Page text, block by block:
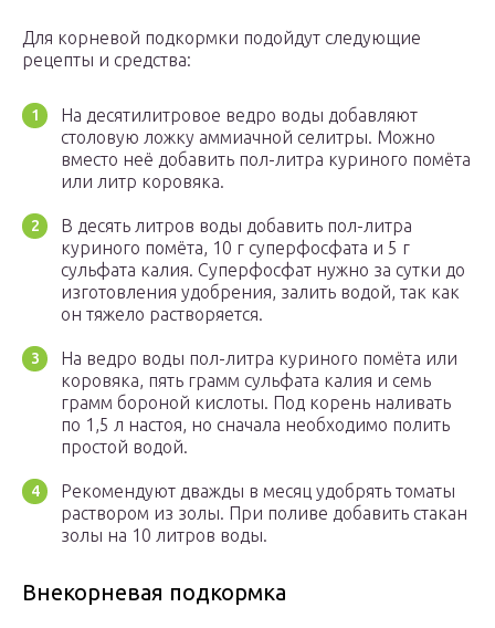
Для корневой подкормки подойдут следующие
рецепты и средства:
На десятилитровое ведро воды добавляют
столовую ложку аммиачной селитры. Можно
вместо неё добавить пол-литра куриного помёта
или литр коровяка.
В десять литров воды добавить пол-литра
куриного помёта, 10 г суперфосфата и 5 г
сульфата калия. Суперфосфат нужно за сутки до
изготовления удобрения, залить водой, так как
он тяжело растворяется.
На ведро воды пол-литра куриного помёта или
коровяка, пять грамм сульфата калия и семь
грамм бороной кислоты. Под корень наливать
по 1,5 л настоя, но сначала необходимо полить
простой водой.
Рекомендуют дважды в месяц удобрять томаты
раствором из золы. При поливе добавить стакан
золы на 10 литров воды.
Внекорневая подкормка